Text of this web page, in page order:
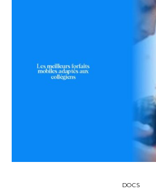
DOCS